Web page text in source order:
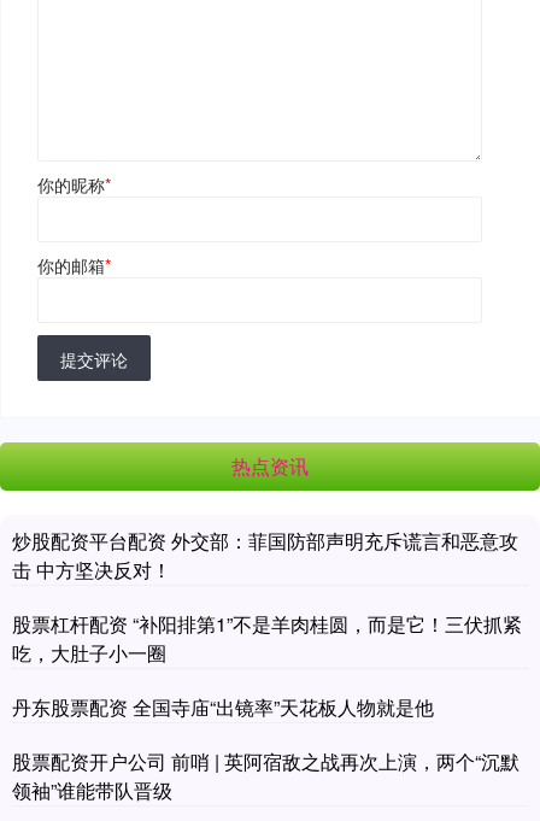
你的昵称*
你的邮箱*
提交评论
热点资讯
炒股配资平台配资 外交部：菲国防部声明充斥谎言和恶意攻
击 中方坚决反对！
股票杠杆配资 “补阳排第1”不是羊肉桂圆，而是它！三伏抓紧
吃，大肚子小一圈
丹东股票配资 全国寺庙“出镜率”天花板人物就是他
股票配资开户公司 前哨 | 英阿宿敌之战再次上演，两个“沉默
领袖”谁能带队晋级